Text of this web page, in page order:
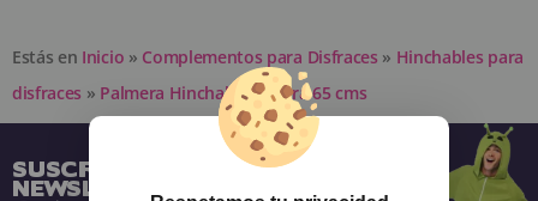
Estás en Inicio » Complementos para Disfraces » Hinchables para
disfraces » Palmera Hinchable Nevera 65 cms
SUSCRÍBETE A NUESTRA
NEWSLETTER